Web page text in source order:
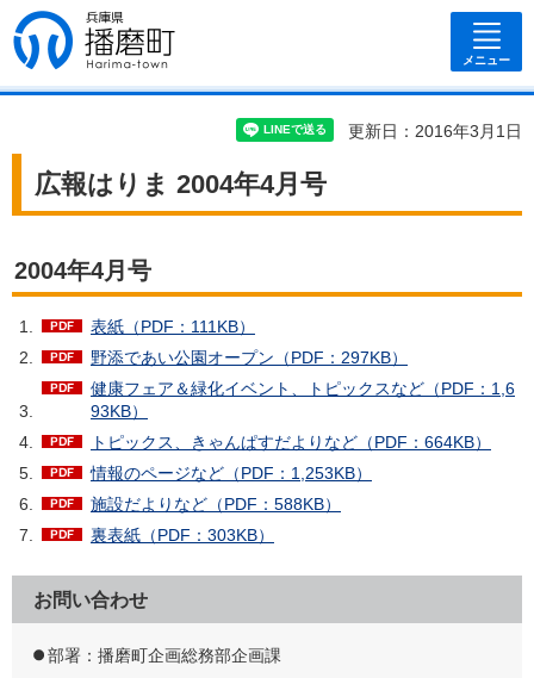
兵庫県 播磨
町
メニュー
更新日：2016年3月1日
広報はりま 2004年4月号
2004年4月号
表紙（PDF：111KB）
野添であい公園オープン（PDF：297KB）
健康フェア＆緑化イベント、トピックスなど（PDF：1,6
93KB）
トピックス、きゃんぱすだよりなど（PDF：664KB）
情報のページなど（PDF：1,253KB）
施設だよりなど（PDF：588KB）
裏表紙（PDF：303KB）
お問い合わせ
部署：播磨町企画総務部企画課